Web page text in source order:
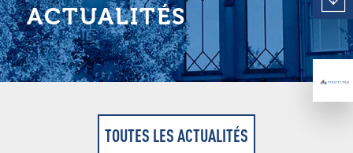
ACTUALITÉS
TOUTES LES ACTUALITÉS